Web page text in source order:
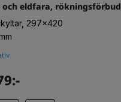
och eldfara, rökningsförbud
297x420